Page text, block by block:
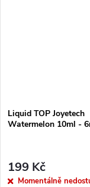
Liquid TOP Joyetech
Watermelon 10ml -
199 Kč
Momentálně